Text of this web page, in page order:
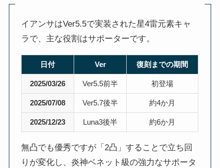
イアンサはVer5.5で実装された星4雷元素キャ
ラで、主な役割はサポーターです。
日付 Ver 復刻までの期間
2025/03/26 Ver5.5前半 初登場
2025/07/08 Ver5.7後半 約4か月
2025/12/23 Luna3後半 約6か月
無凸でも優秀ですが「2凸」することで立ち回
りが変化し、炎神ベネット級の強力なサポータ